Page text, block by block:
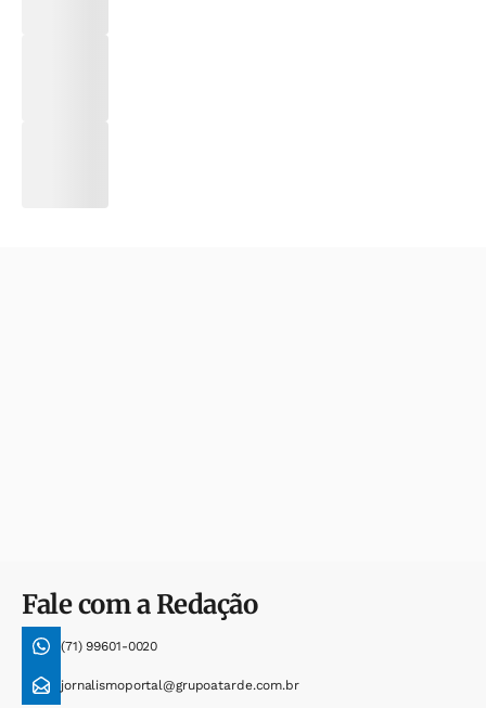
Fale com a Redação
(71) 99601-0020
jornalismoportal@grupoatarde.com.br